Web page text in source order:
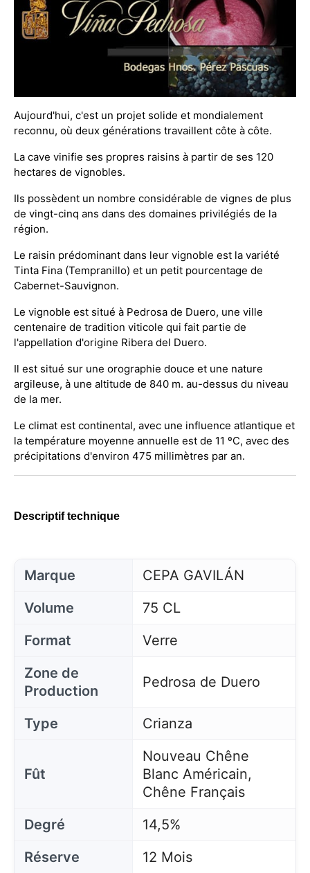
Aujourd'hui, c'est un projet solide et mondialement
reconnu, où deux générations travaillent côte à côte.
La cave vinifie ses propres raisins à partir de ses 120
hectares de vignobles.
Ils possèdent un nombre considérable de vignes de plus
de vingt-cinq ans dans des domaines privilégiés de la
région.
Le raisin prédominant dans leur vignoble est la variété
Tinta Fina (Tempranillo) et un petit pourcentage de
Cabernet-Sauvignon.
Le vignoble est situé à Pedrosa de Duero, une ville
centenaire de tradition viticole qui fait partie de
l'appellation d'origine Ribera del Duero.
Il est situé sur une orographie douce et une nature
argileuse, à une altitude de 840 m. au-dessus du niveau
de la mer.
Le climat est continental, avec une influence atlantique et
la température moyenne annuelle est de 11 ºC, avec des
précipitations d'environ 475 millimètres par an.
Descriptif technique
Marque
CEPA GAVILÁN
Volume
75 CL
Format
Verre
Zone de
Production
Pedrosa de Duero
Type Crianza
Fût
Nouveau Chêne
Blanc Américain,
Chêne Français
Degré
14,5%
Réserve
12 Mois